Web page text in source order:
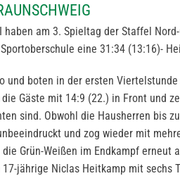
haben am 3. Spieltag der Staffel
eine 31:34 (13:16)-
und boten in der ersten
Gäste mit 14:9 (22.) in Front und
sind. Obwohl die Hausherren bis
und zog wieder mit
Grün-Weißen im Endkampf erneut
jährige Niclas Heitkamp mit sechs